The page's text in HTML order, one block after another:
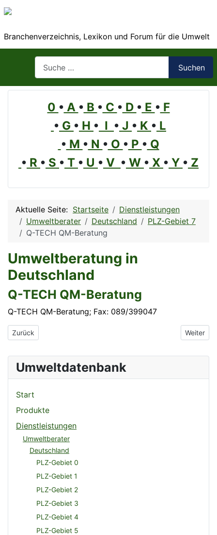
Branchenverzeichnis, Lexikon und Forum für die Umwelt
Suchen
0 • A • B • C • D • E • F
• G • H • I • J • K • L
• M • N • O • P • Q
• R • S • T • U • V • W • X • Y • Z
Aktuelle Seite: Startseite
Dienstleistungen
Umweltberater
Deutschland
PLZ-Gebiet 7
Q-TECH QM-Beratung
Umweltberatung in
Deutschland
Q-TECH QM-Beratung
Q-TECH QM-Beratung; Fax: 089/399047
Vorheriger Beitrag: Q-Management Team Hollfelder & Partner
Zurück Nächster
Weiter
Umweltdatenbank
Start
Produkte
Dienstleistungen
Umweltberater
Deutschland
PLZ-Gebiet 0
PLZ-Gebiet 1
PLZ-Gebiet 2
PLZ-Gebiet 3
PLZ-Gebiet 4
PLZ-Gebiet 5